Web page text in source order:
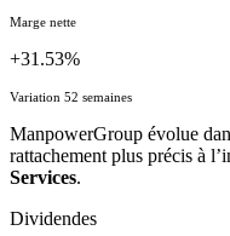
Marge nette
+31.53%
Variation 52 semaines
ManpowerGroup évolue
rattachement plus précis à
Services.
Dividendes